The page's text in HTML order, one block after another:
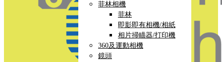
菲林相機
菲林
即影即有相機/相紙
相片掃瞄器/打印機
360及運動相機
鏡頭